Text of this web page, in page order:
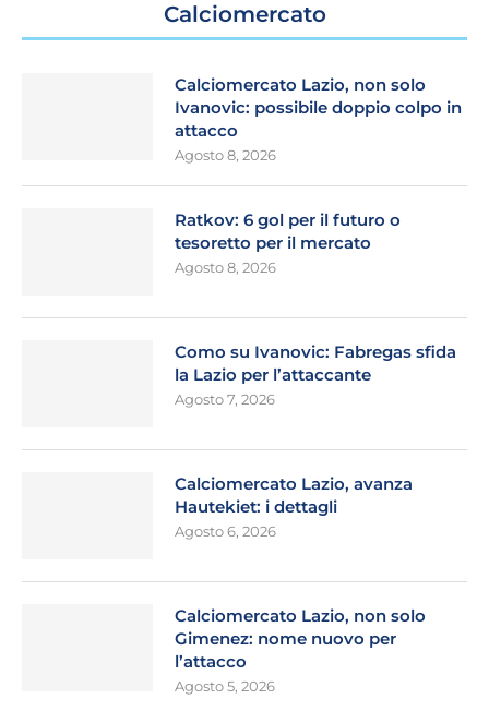
Calciomercato
Calciomercato Lazio, non solo
Ivanovic: possibile doppio colpo in
attacco
Agosto 8, 2026
Ratkov: 6 gol per il futuro o
tesoretto per il mercato
Agosto 8, 2026
Como su Ivanovic: Fabregas sfida
la Lazio per l’attaccante
Agosto 7, 2026
Calciomercato Lazio, avanza
Hautekiet: i dettagli
Agosto 6, 2026
Calciomercato Lazio, non solo
Gimenez: nome nuovo per
l’attacco
Agosto 5, 2026